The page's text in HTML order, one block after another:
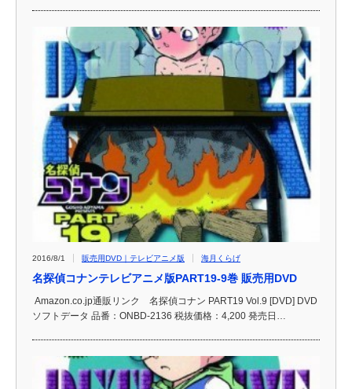
2016/8/1 販売用DVD｜テレビアニメ版 海月くらげ
名探偵コナンテレビアニメ版PART19-9巻 販売用DVD
Amazon.co.jp通販リンク 名探偵コナン PART19 Vol.9 [DVD] DVD
ソフトデータ 品番：ONBD-2136 税抜価格：4,200 発売日…